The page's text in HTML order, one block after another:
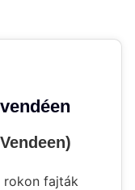
rokon fajták